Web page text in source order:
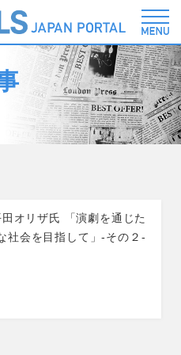
田オリザ氏 「演劇を通じた
社会を目指して」-その２-